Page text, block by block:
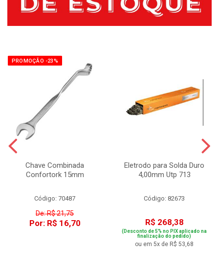
PROMOÇÃO -23%
Chave Combinada
Confortork 15mm
Código: 70487
De: R$ 21,75
Por: R$ 16,70
Eletrodo para Solda Duro
4,00mm Utp 713
Código: 82673
R$ 268,38
(Desconto de 5% no PIX aplicado na
finalização do pedido)
ou em 5x de R$ 53,68